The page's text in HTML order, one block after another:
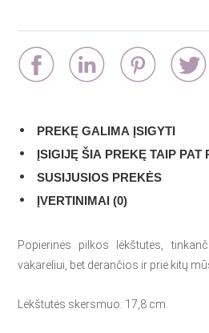
PREKĘ GALIMA ĮSIGYTI
ĮSIGIJĘ ŠIA PREKĘ TAIP PAT
SUSIJUSIOS PREKĖS
ĮVERTINIMAI (0)
Popierinės pilkos lėkštutės,
vakarėliui, bet derančios ir prie kitų
Lėkštutės skersmuo: 17,8 cm.